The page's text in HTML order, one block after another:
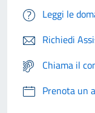
Leggi le
Richiedi
Chiama il
Prenota un